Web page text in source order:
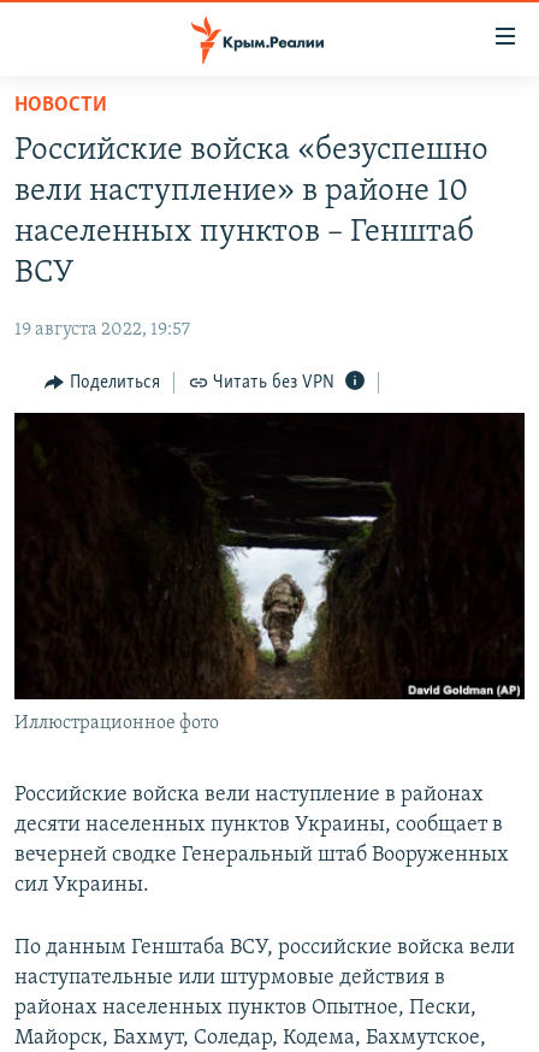
Вернуться
основному
содержанию
главной
Вернутся
поиску
КАРТА ВОЕННЫХ ОБЪЕКТОВ КРЫМА
ИСТОРИЯ
ИНТЕРАКТИВ
ИНФОГРАФИКА
ПОБЕДИТЕЛЕЙ НЕ СУДЯТ?
КРЫМ.НЕПОКОРЕННЫЙ
УКРАИНСКАЯ ПРОБЛЕМА КРЫМА
РАДІО СВОБОДА
КАК ОБОЙТИ БЛОКИРОВКУ
Українською
Все сайты RFE/RL
НОВОСТИ
Российские войска «безуспешно
вели наступление» в районе 10
населенных пунктов – Генштаб
ВСУ
19 августа 2022, 19:57
Поделиться Читать без VPN
Иллюстрационное фото
Российские войска вели наступление в районах
десяти населенных пунктов Украины, сообщает в
вечерней сводке Генеральный штаб Вооруженных
сил Украины.
По данным Генштаба ВСУ, российские войска вели
наступательные или штурмовые действия в
районах населенных пунктов Опытное, Пески,
Майорск, Бахмут, Соледар, Кодема, Бахмутское,